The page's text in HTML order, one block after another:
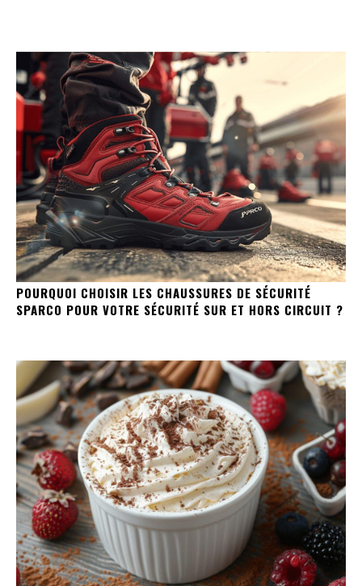
POURQUOI CHOISIR LES CHAUSSURES DE SÉCURITÉ
SPARCO POUR VOTRE SÉCURITÉ SUR ET HORS CIRCUIT ?